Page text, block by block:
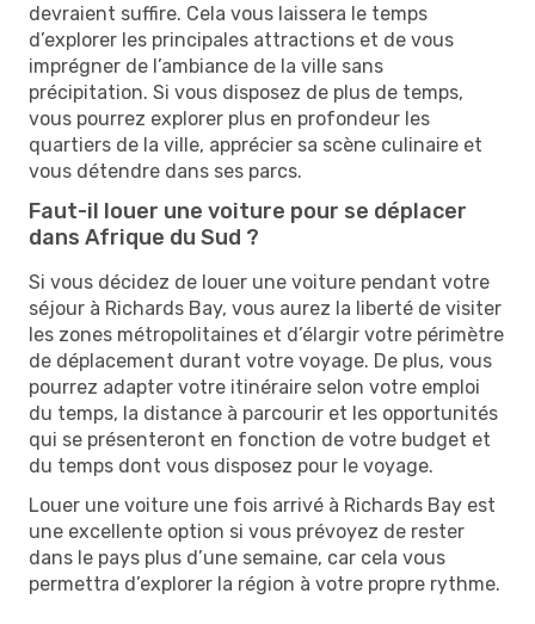
devraient suffire. Cela vous laissera le temps
d’explorer les principales attractions et de vous
imprégner de l’ambiance de la ville sans
précipitation. Si vous disposez de plus de temps,
vous pourrez explorer plus en profondeur les
quartiers de la ville, apprécier sa scène culinaire et
vous détendre dans ses parcs.
Faut-il louer une voiture pour se déplacer
dans Afrique du Sud ?
Si vous décidez de louer une voiture pendant votre
séjour à Richards Bay, vous aurez la liberté de visiter
les zones métropolitaines et d’élargir votre périmètre
de déplacement durant votre voyage. De plus, vous
pourrez adapter votre itinéraire selon votre emploi
du temps, la distance à parcourir et les opportunités
qui se présenteront en fonction de votre budget et
du temps dont vous disposez pour le voyage.
Louer une voiture une fois arrivé à Richards Bay est
une excellente option si vous prévoyez de rester
dans le pays plus d’une semaine, car cela vous
permettra d’explorer la région à votre propre rythme.